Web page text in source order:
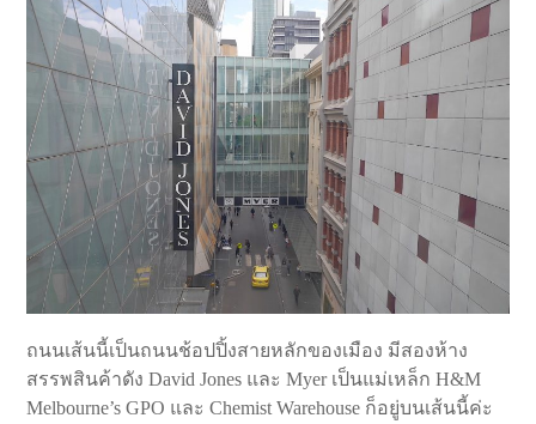
ถนนเส้นนี้เป็นถนนช้อปปิ้งสายหลักของเมือง มีสองห้าง
สรรพสินค้าดัง David Jones และ Myer เป็นแม่เหล็ก H&M
Melbourne’s GPO และ Chemist Warehouse ก็อยู่บนเส้นนี้ค่ะ